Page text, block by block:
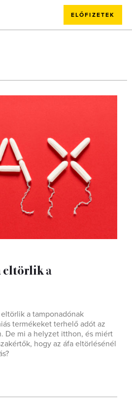
ELŐFIZETEK
eltörlik a
a tamponadónak
termékeket terhelő adót az
De mi a helyzet itthon, és miért
hogy az áfa eltörlésénél